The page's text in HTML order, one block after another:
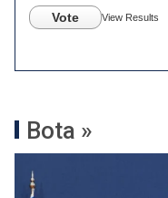
Vote View Results
Bota »